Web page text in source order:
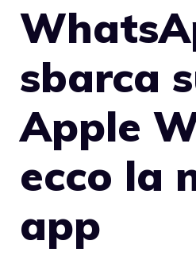
sbarca
Apple
ecco la
app